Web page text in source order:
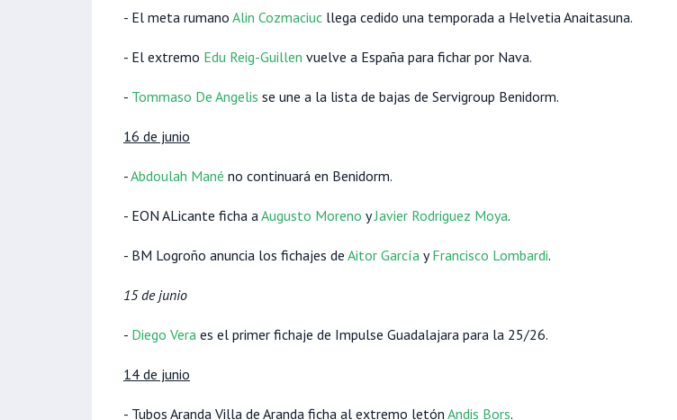
- El meta rumano Alin Cozmaciuc llega cedido una temporada a Helvetia Anaitasuna.
- El extremo Edu Reig-Guillen vuelve a España para fichar por Nava.
- Tommaso De Angelis se une a la lista de bajas de Servigroup Benidorm.
16 de junio
-Abdoulah Mané no continuará en Benidorm.
- EON ALicante ficha aAugusto Moreno yJavier Rodriguez Moya.
- BM Logroño anuncia los fichajes de Aitor García yFrancisco Lombardi.
15 de junio
- Diego Vera es el primer fichaje de Impulse Guadalajara para la 25/26.
14 de junio
- Tubos Aranda Villa de Aranda ficha al extremo letón Andis Bors.